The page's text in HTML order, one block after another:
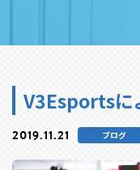
V3Esportsに
2019.11.21 ブログ